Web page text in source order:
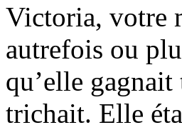
Victoria, votre
autrefois ou
qu’elle
trichait. Elle